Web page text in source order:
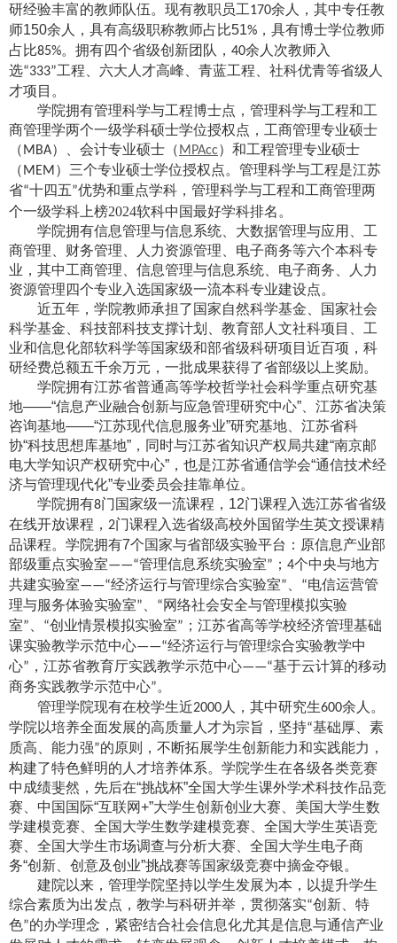
研经验丰富的教师队伍。现有教职员工170余 人，其中专任教
师150余 人，具有高级职称教师占比51% ，具有博士学位教师
占比85%。拥有四个省级创新团队， 40余人次教师入
选“333”工程、六大人才高峰、青蓝工程、社科优青等省级人
才项目。
学院拥有管理科学与工程博士点， 管理科学与工程和工
商管理学两个一级学科硕士学位授权点，工商管理专业硕士
（ MBA）、会计专业硕士（ MPAcc）和工程管理专业硕士
（ MEM ）三个专业硕士学位授权点。管理科学与工程是江苏
省“十四五”优势和重点学科， 管理科学与工程和工商管理两
个一级学科上榜2024软科中国最好学科排名。
学院拥有信息管理与信息系统、大数据管理与应用、工
商管理、财务管理、人力资源管理、电子商务等六个本科专
业，其中工商管理、信息管理与信息系统、电子商务、人力
资源管理四个专业入选国家级一流本科专业建设点。
近五年，学院教师承担了国家自然科学基金、国家社会
科学基金、科技部科技支撑计划、教育部人文社科项目、工
业和信息化部软科学等国家级和部省级科研项目近百项，科
研经费总额五千余万元，一批成果获得了省部级以上奖励。
学院拥有江苏省普通高等学校哲学社会科学重点研究基
地——“信息产业融合创新与应急管理研究中心”、江苏省决策
咨询基地——“江苏现代信息服务业”研究基地、江苏省科
协“科技思想库基地”，同时与江苏省知识产权局共建“南京邮
电大学知识产权研究中心”，也是江苏省通信学会“通信技术经
济与管理现代化”专业委员会挂靠单位。
学院拥有8门国家级一流课程， 12门课程入选江苏省省级
在线开放课程， 2门课程入选省级高校外国留学生英文授课精
品课程。学院拥有7个国家与省部级实验平台：原信息产业部
部级重点实验室——“管理信息系统实验室” ； 4个中央与地方
共建实验室——“经济运行与管理综合实验室” “电信运营管
理与服务体验实验室” “网络社会安全与管理模拟实验
室” “创业情景模拟实验室” ；江苏省高等学校经济管理基础
课实验教学示范中心——“经济运行与管理综合实验教学中
心” ，江苏省教育厅实践教学示范中心——“基于云计算的移动
商务实践教学示范中心”。
管理学院现有在校学生近2000 人，其中研究生600余 人。
学院以培养全面发展的高质量人才为宗旨，坚持“基础厚、素
质高、能力强”的原则，不断拓展学生创新能力和实践能力，
构建了特色鲜明的人才培养体系。学院学生在各级各类竞赛
中成绩斐然， 先后在“挑战杯”全国大学生课外学术科技作品竞
赛、中国国际“互联网+”大学生创新创业大赛、美国大学生数
学建模竞赛、全国大学生数学建模竞赛、 全国大学生英语竞
赛、全国大学生市场调查与分析大赛、全国大学生电子商
务“创新、创意及创业”挑战赛等国家级竞赛中摘金夺银。
建院以来，管理学院坚持以学生发展为本，以提升学生
综合素质为出发点，教学与科研并举，贯彻落实“创新、特
色”的办学理念，紧密结合社会信息化尤其是信息与通信产业